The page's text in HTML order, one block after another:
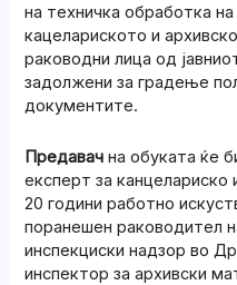
на техничка обработка
кацелариското и
раководни лица од
задолжени за градење
документите.
Предавачна обуката ќе
експерт за
20 години работно
поранешен раководител
инспекциски надзор во
инспектор за архивски